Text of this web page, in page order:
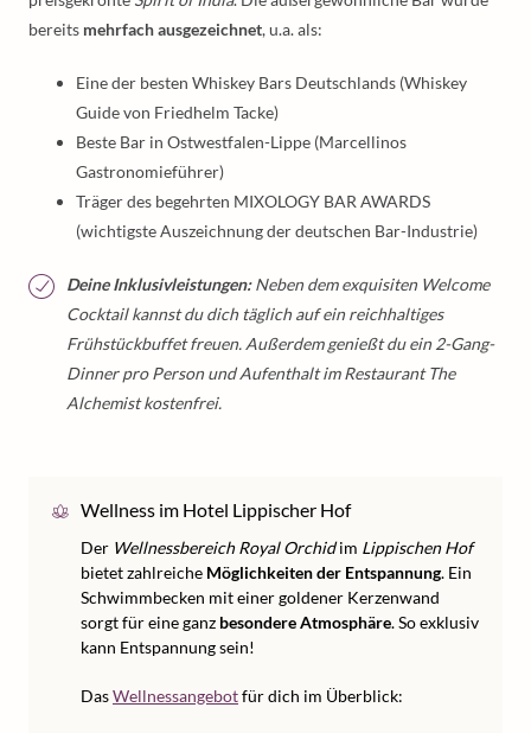
bereits mehrfach ausgezeichnet, u.a. als:
Eine der besten Whiskey Bars Deutschlands (Whiskey
Guide von Friedhelm Tacke)
Beste Bar in Ostwestfalen-Lippe (Marcellinos
Gastronomieführer)
Träger des begehrten MIXOLOGY BAR AWARDS
(wichtigste Auszeichnung der deutschen Bar-Industrie)
Deine Inklusivleistungen:Neben dem exquisiten Welcome
Cocktail kannst du dich täglich auf ein reichhaltiges
Frühstückbuffet freuen. Außerdem genießt du ein 2-Gang-
Dinner pro Person und Aufenthalt im Restaurant The
Alchemist kostenfrei.
Wellness im Hotel Lippischer Hof
Der Wellnessbereich Royal Orchidim Lippischen Hof
bietet zahlreiche Möglichkeiten der Entspannung. Ein
Schwimmbecken mit einer goldener Kerzenwand
sorgt für eine ganz besondere Atmosphäre. So exklusiv
kann Entspannung sein!
DasWellnessangebotfür dich im Überblick: